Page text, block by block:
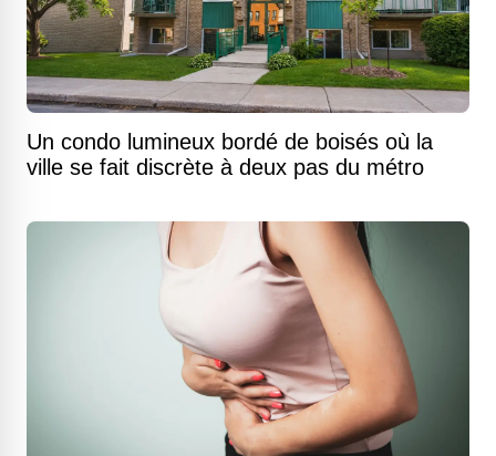
Un condo lumineux bordé de boisés où la
ville se fait discrète à deux pas du métro